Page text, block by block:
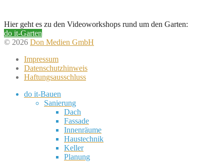
Hier geht es zu den Videoworkshops rund um den Garten:
do it-Garten
© 2026 Don Medien GmbH
Impressum
Datenschutzhinweis
Haftungsausschluss
do it-Bauen
Sanierung
Dach
Fassade
Innenräume
Haustechnik
Keller
Planung